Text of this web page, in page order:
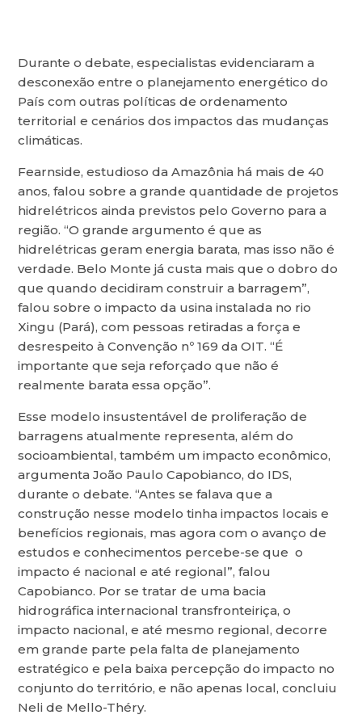
Durante o debate, especialistas evidenciaram a
desconexão entre o planejamento energético do
País com outras políticas de ordenamento
territorial e cenários dos impactos das mudanças
climáticas.
Fearnside, estudioso da Amazônia há mais de 40
anos, falou sobre a grande quantidade de projetos
hidrelétricos ainda previstos pelo Governo para a
região. “O grande argumento é que as
hidrelétricas geram energia barata, mas isso não é
verdade. Belo Monte já custa mais que o dobro do
que quando decidiram construir a barragem”,
falou sobre o impacto da usina instalada no rio
Xingu (Pará), com pessoas retiradas a força e
desrespeito à Convenção nº 169 da OIT. “É
importante que seja reforçado que não é
realmente barata essa opção”.
Esse modelo insustentável de proliferação de
barragens atualmente representa, além do
socioambiental, também um impacto econômico,
argumenta João Paulo Capobianco, do IDS,
durante o debate. “Antes se falava que a
construção nesse modelo tinha impactos locais e
benefícios regionais, mas agora com o avanço de
estudos e conhecimentos percebe-se que o
impacto é nacional e até regional”, falou
Capobianco. Por se tratar de uma bacia
hidrográfica internacional transfronteiriça, o
impacto nacional, e até mesmo regional, decorre
em grande parte pela falta de planejamento
estratégico e pela baixa percepção do impacto no
conjunto do território, e não apenas local, concluiu
Neli de Mello-Théry.